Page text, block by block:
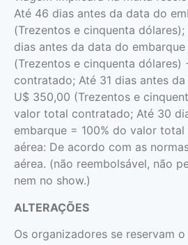
Até 46 dias antes da data do
(Trezentos e cinquenta
dias antes da data do
(Trezentos e cinquenta
contratado; Até 31 dias antes
U$ 350,00 (Trezentos e
valor total contratado; Até 30
embarque = 100% do valor
aérea: De acordo com as
aérea. (não reembolsável, não
nem no show.)
ALTERAÇÕES
Os organizadores se reservam